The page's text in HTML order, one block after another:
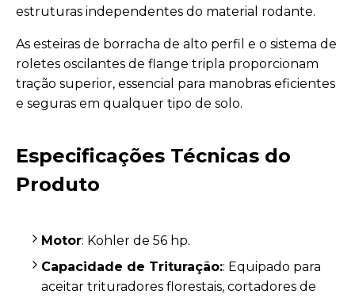
estruturas independentes do material rodante.
As esteiras de borracha de alto perfil e o sistema de
roletes oscilantes de flange tripla proporcionam
tração superior, essencial para manobras eficientes
e seguras em qualquer tipo de solo.
Especificações Técnicas do
Produto
Motor: Kohler de 56 hp.
Capacidade de Trituração:: Equipado para
aceitar trituradores florestais, cortadores de